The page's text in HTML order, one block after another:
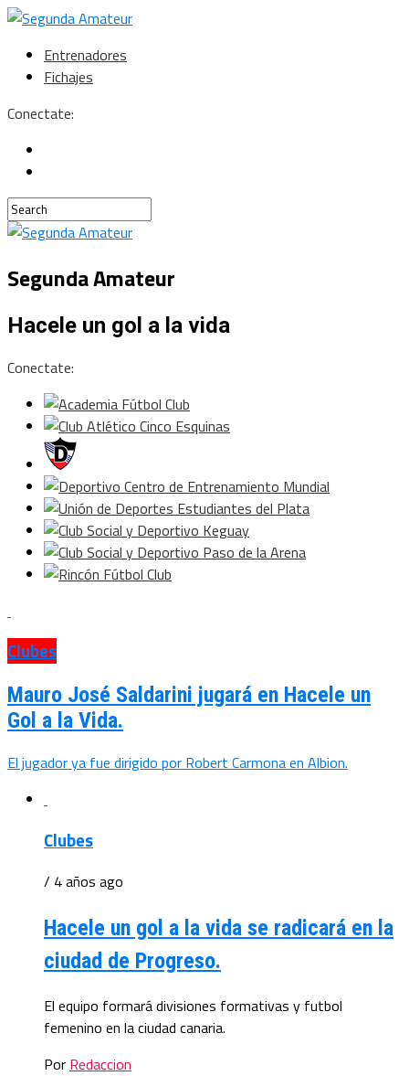
Entrenadores
Fichajes
Conectate:
Segunda Amateur
Hacele un gol a la vida
Conectate:
Clubes
Mauro José Saldarini jugará en Hacele un
Gol a la Vida.
El jugador ya fue dirigido por Robert Carmona en Albion.
Clubes
/ 4 años ago
Hacele un gol a la vida se radicará en la
ciudad de Progreso.
El equipo formará divisiones formativas y futbol
femenino en la ciudad canaria.
Por Redaccion